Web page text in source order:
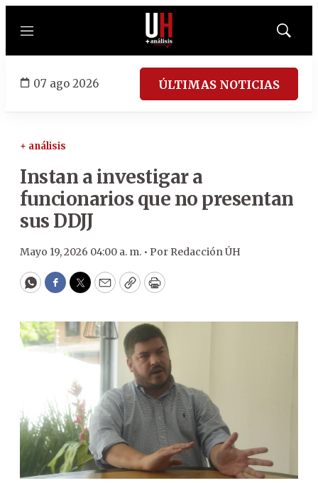
Menú
Mostrar
07 ago 2026 ÚLTIMAS NOTICIAS
+ análisis
Instan a investigar a
funcionarios que no presentan
sus DDJJ
Mayo 19, 2026 04:00 a. m. • Por Redacción ÚH
WhatsApp
Facebook
Twitter
EmailCopyPrint